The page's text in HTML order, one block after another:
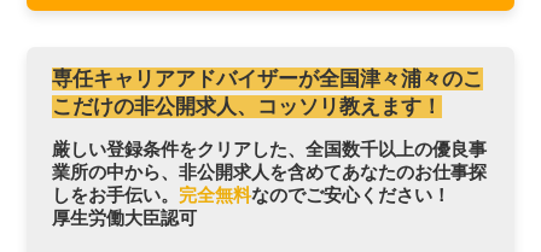
専任キャリアアドバイザーが全国津々浦々のこ
こだけの非公開求人、コッソリ教えます！
厳しい登録条件をクリアした、全国数千以上の優良事
業所の中から、非公開求人を含めてあなたのお仕事探
しをお手伝い。 完全無料なのでご安心ください！
厚生労働大臣認可